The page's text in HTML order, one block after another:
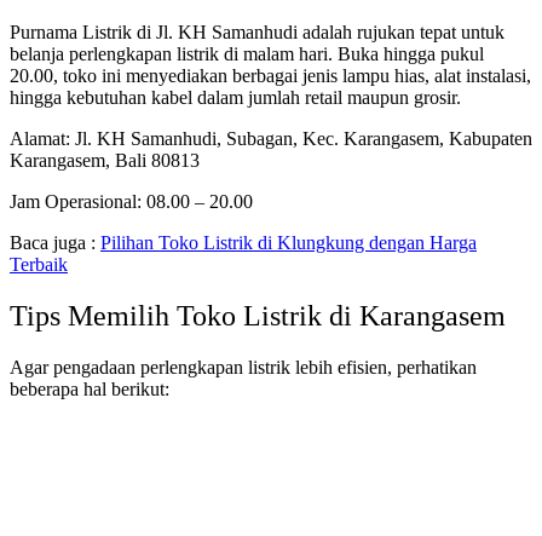
Purnama Listrik di Jl. KH Samanhudi adalah rujukan tepat untuk
belanja perlengkapan listrik di malam hari. Buka hingga pukul
20.00, toko ini menyediakan berbagai jenis lampu hias, alat instalasi,
hingga kebutuhan kabel dalam jumlah retail maupun grosir.
Alamat: Jl. KH Samanhudi, Subagan, Kec. Karangasem, Kabupaten
Karangasem, Bali 80813
Jam Operasional: 08.00 – 20.00
Baca juga : Pilihan Toko Listrik di Klungkung dengan Harga
Terbaik
Tips Memilih Toko Listrik di Karangasem
Agar pengadaan perlengkapan listrik lebih efisien, perhatikan
beberapa hal berikut: